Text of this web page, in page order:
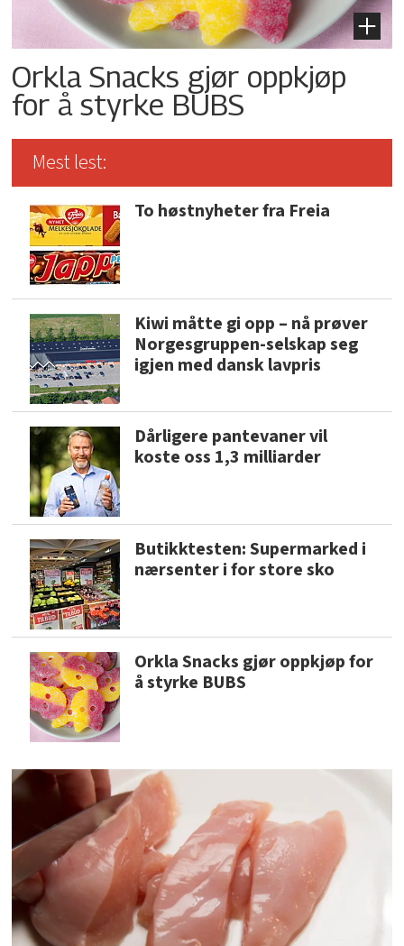
Orkla Snacks gjør oppkjøp
for å styrke BUBS
Mest lest:
To høstnyheter fra Freia
Kiwi måtte gi opp – nå prøver
Norgesgruppen-selskap seg
igjen med dansk lavpris
Dårligere pantevaner vil
koste oss 1,3 milliarder
Butikktesten: Supermarked i
nærsenter i for store sko
Orkla Snacks gjør oppkjøp for
å styrke BUBS